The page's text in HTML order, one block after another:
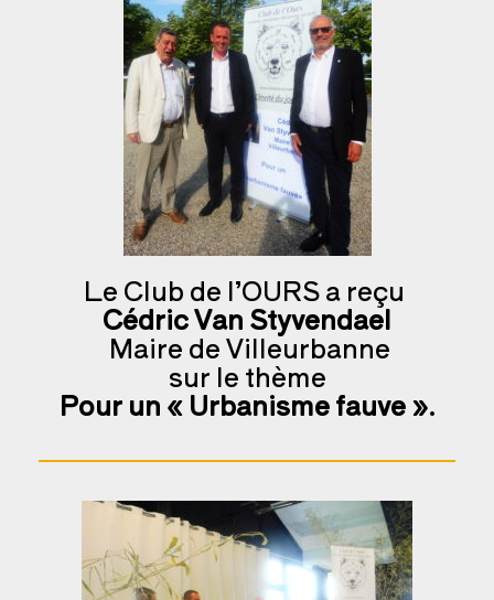
Le Club de l’OURS a reçu
Cédric Van Styvendael
Maire de Villeurbanne
sur le thème
Pour un « Urbanisme fauve ».